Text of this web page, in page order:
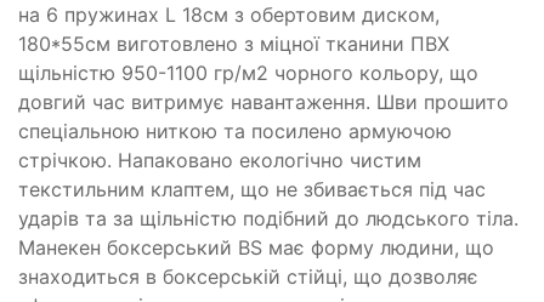
на 6 пружинах L 18cм з обертовим диском,
180*55см виготовлено з міцної тканини ПВХ
щільністю 950-1100 гр/м2 чорного кольору, що
довгий час витримує навантаження. Шви прошито
спеціальною ниткою та посилено армуючою
стрічкою. Напаковано екологічно чистим
текстильним клаптем, що не збивається під час
ударів та за щільністю подібний до людського тіла.
Манекен боксерський BS має форму людини, що
знаходиться в боксерській стійці, що дозволяє